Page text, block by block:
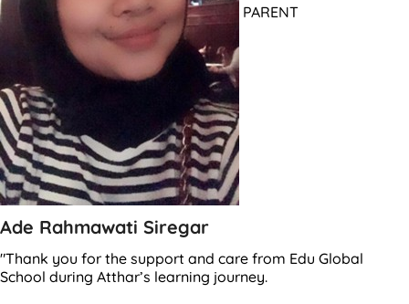
PARENT
Ade Rahmawati Siregar
"Thank you for the support and care from Edu Global
School during Atthar’s learning journey.